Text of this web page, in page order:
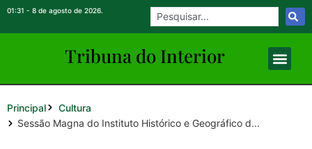
01:31 - 8 de agosto de 2026.
Tribuna do Interior
Principal
Cultura
Sessão Magna do Instituto Histórico e Geográfico d...